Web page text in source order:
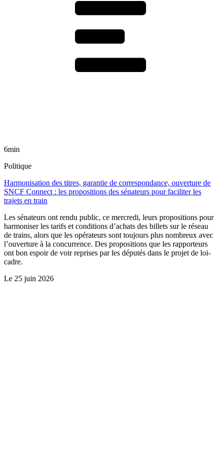
6min
Politique
Harmonisation des titres, garantie de correspondance, ouverture de
SNCF Connect : les propositions des sénateurs pour faciliter les
trajets en train
Les sénateurs ont rendu public, ce mercredi, leurs propositions pour
harmoniser les tarifs et conditions d’achats des billets sur le réseau
de trains, alors que les opérateurs sont toujours plus nombreux avec
l’ouverture à la concurrence. Des propositions que les rapporteurs
ont bon espoir de voir reprises par les députés dans le projet de loi-
cadre.
Le 25 juin 2026